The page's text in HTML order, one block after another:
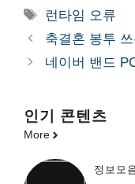
테
고
리
태
그
런타임 오류
축결혼 봉투
네이버 밴드
인기 콘텐츠
More
정보모